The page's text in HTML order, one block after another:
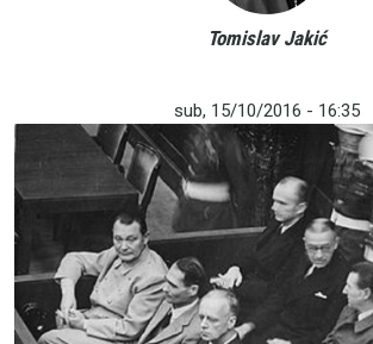
Tomislav Jakić
sub, 15/10/2016 - 16:35